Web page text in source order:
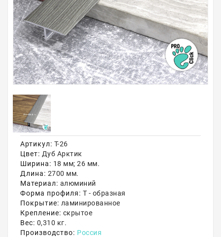
Садовая мебель
Оплата
Доставка
Самовывоз
Контакты
Акции
Артикул: Т-26
Цвет: Дуб Арктик
Ширина: 18 мм; 26 мм.
Длина: 2700 мм.
Материал: алюминий
Форма профиля: Т - образная
Покрытие: ламинированное
Крепление: скрытое
Вес: 0,310 кг.
Производство: Россия